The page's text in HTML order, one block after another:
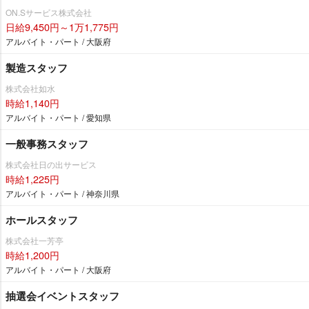
ON.Sサービス株式会社
日給9,450円～1万1,775円
アルバイト・パート / 大阪府
製造スタッフ
株式会社如水
時給1,140円
アルバイト・パート / 愛知県
一般事務スタッフ
株式会社日の出サービス
時給1,225円
アルバイト・パート / 神奈川県
ホールスタッフ
株式会社一芳亭
時給1,200円
アルバイト・パート / 大阪府
抽選会イベントスタッフ